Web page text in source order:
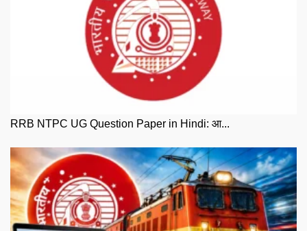
RRB NTPC UG Question Paper in Hindi: आ...